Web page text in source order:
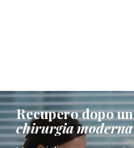
Recupero dopo un
chirurgia moderna